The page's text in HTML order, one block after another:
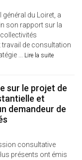
général du Loiret, a
son rapport sur la
de consultation
... Lire la suite
sur le projet de
et
demandeur de
consultative
présents ont émis